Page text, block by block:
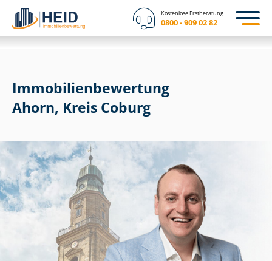
Kostenlose Erstberatung
0800 - 909 02 82
Immobilien­bewertung
Ahorn, Kreis Coburg